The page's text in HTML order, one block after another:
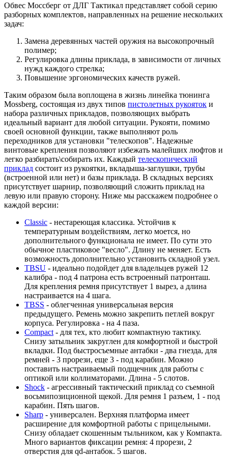
Обвес Моссберг от ДЛГ Тактикал представляет собой серию
разборных комплектов, направленных на решение нескольких
задач:
Замена деревянных частей оружия на высокопрочный
полимер;
Регулировка длины приклада, в зависимости от личных
нужд каждого стрелка;
Повышение эргономических качеств ружей.
Таким образом была воплощена в жизнь линейка тюнинга
Mossberg, состоящая из двух типов пистолетных рукояток и
набора различных прикладов, позволяющих выбрать
идеальный вариант для любой ситуации. Рукояти, помимо
своей основной функции, также выполняют роль
переходников для установки "телескопов". Надежные
винтовые крепления позволяют избежать малейших люфтов и
легко разбирать\собирать их. Каждый телескопический
приклад состоит из рукоятки, вкладыша-заглушки, трубы
(встроенной или нет) и базы приклада. В складных версиях
присутствует шарнир, позволяющий сложить приклад на
левую или правую сторону. Ниже мы расскажем подробнее о
каждой версии:
Classic - нестареющая классика. Устойчив к
температурным воздействиям, легко моется, но
дополнительного функционала не имеет. По сути это
обычное пластиковое "весло". Длину не меняет. Есть
возможность дополнительно установить складной узел.
TBSU - идеально подойдет для владельцев ружей 12
калибра - под 4 патрона есть встроенный патронташ.
Для крепления ремня присутствует 1 вырез, а длина
настраивается на 4 шага.
TBSS - облегченная универсальная версия
предыдущего. Ремень можно закрепить петлей вокруг
корпуса. Регулировка - на 4 паза.
Compact - для тех, кто любит компактную тактику.
Снизу затыльник закруглен для комфортной и быстрой
вкладки. Под быстросъемные антабки - два гнезда, для
ремней - 3 прорези, еще 3 - под карабин. Можно
поставить настраиваемый подщечник для работы с
оптикой или коллиматорами. Длина - 5 слотов.
Shock - агрессивный тактический приклад со съемной
восьмипозиционной щекой. Для ремня 1 разъем, 1 - под
карабин. Пять шагов.
Sharp - универсален. Верхняя платформа имеет
расширение для комфортной работы с прицельными.
Снизу обладает скошенным тыльником, как у Компакта.
Много вариантов фиксации ремня: 4 прорези, 2
отверстия для qd-антабок. 5 шагов.